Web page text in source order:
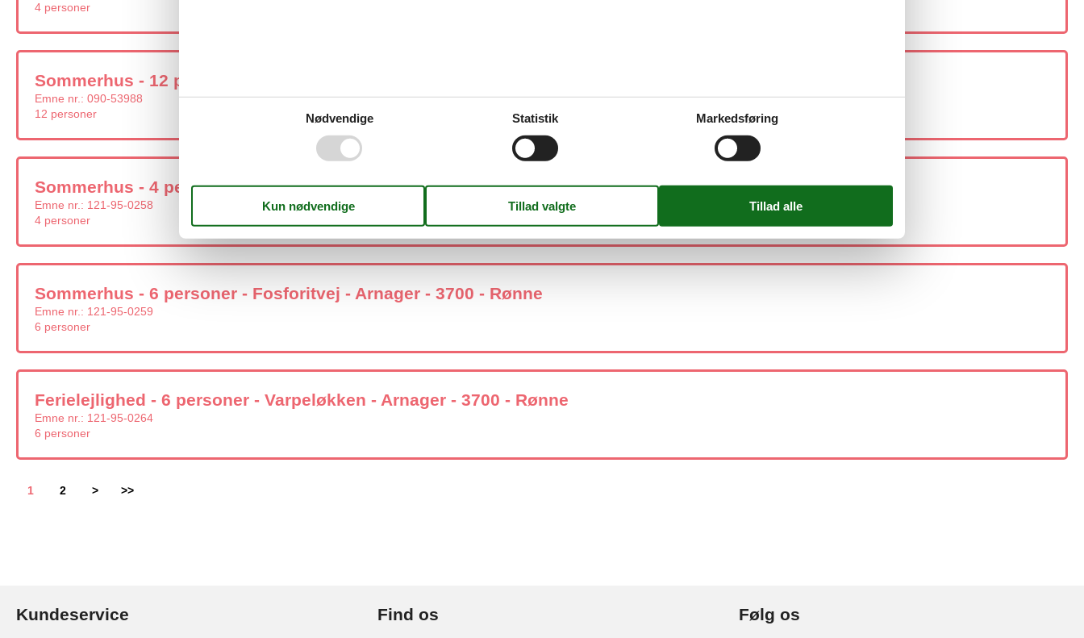
4 personer
Sommerhus - 12 personer - Rønnevej - Arnager - 3700 - Bornholm
Emne nr.: 090-53988
12 personer
Sommerhus - 4 personer - Fosforitvej - Arnager - 3700 - Rønne
Emne nr.: 121-95-0258
4 personer
Sommerhus - 6 personer - Fosforitvej - Arnager - 3700 - Rønne
Emne nr.: 121-95-0259
6 personer
Ferielejlighed - 6 personer - Varpeløkken - Arnager - 3700 - Rønne
Emne nr.: 121-95-0264
6 personer
1 2 > >>
Kundeservice Find os Følg os
Nødvendige Statistik Markedsføring